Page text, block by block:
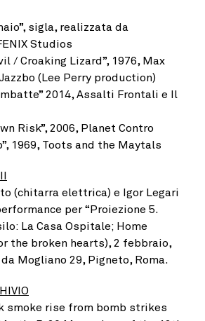
sigla, realizzata da
Studios
/ Croaking Lizard”, 1976, Max
(Lee Perry production)
2014, Assalti Frontali e Il
Risk”, 2006, Planet Contro
1969, Toots and the Maytals
(chitarra elettrica) e Igor Legari
per “Proiezione 5.
La Casa Ospitale; Home
the broken hearts), 2 febbraio,
Mogliano 29, Pigneto, Roma.
smoke rise from bomb strikes